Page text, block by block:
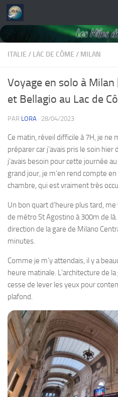
Skip to content
ITALIE / LAC DE CÔME / MILAN
Voyage en solo à
et Bellagio au Lac de
PAR LORA · 28/04/2023
Ce matin, réveil difficile à 7H, je
préparer car j’avais pris le soin
j’avais besoin pour cette journée
grand jour, je m’en rend compte
chambre, qui est vraiment très
Un bon quart d’heure plus tard,
de métro St Agostino à 300m de
direction de la gare de Milano
minutes.
Comme je m’y attendais, il y a
heure matinale. L’architecture de
cesse de lever les yeux pour
plafond.